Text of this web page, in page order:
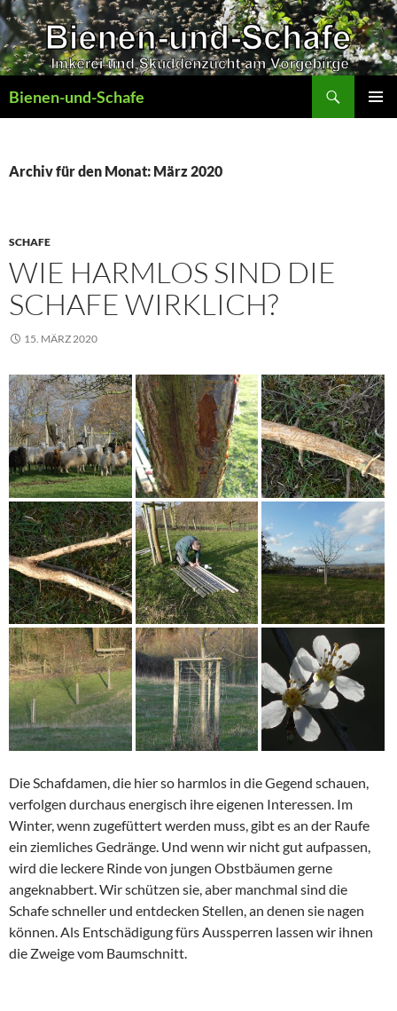
Zum
Inhalt
springen
Bienen-und-Schafe
Archiv für den Monat: März 2020
SCHAFE
WIE HARMLOS SIND DIE
SCHAFE WIRKLICH?
15. MÄRZ 2020
Die Schafdamen, die hier so harmlos in die Gegend schauen,
verfolgen durchaus energisch ihre eigenen Interessen. Im
Winter, wenn zugefüttert werden muss, gibt es an der Raufe
ein ziemliches Gedränge. Und wenn wir nicht gut aufpassen,
wird die leckere Rinde von jungen Obstbäumen gerne
angeknabbert. Wir schützen sie, aber manchmal sind die
Schafe schneller und entdecken Stellen, an denen sie nagen
können. Als Entschädigung fürs Aussperren lassen wir ihnen
die Zweige vom Baumschnitt.